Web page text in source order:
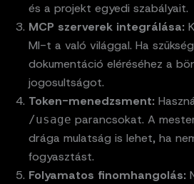
és a projekt egyedi szabályait.
MCP szerverek integrálása:
MI-t a való világgal. Ha
dokumentáció eléréséhez a
jogosultságot.
Token-menedzsment:
/usage parancsokat. A
drága mulatság is lehet, ha
fogyasztást.
Folyamatos finomhangolás: